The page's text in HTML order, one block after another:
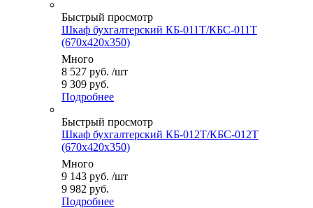
Быстрый просмотр
Шкаф бухгалтерский КБ-011Т/КБС-011Т
(670x420x350)
Много
8 527 руб. /шт
9 309 руб.
Подробнее
Быстрый просмотр
Шкаф бухгалтерский КБ-012Т/КБС-012Т
(670x420x350)
Много
9 143 руб. /шт
9 982 руб.
Подробнее